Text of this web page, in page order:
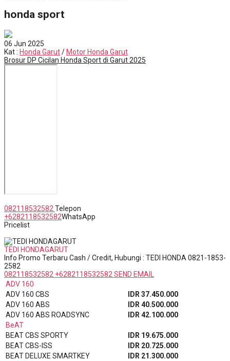
honda sport
06 Jun 2025
Kat: Honda Garut/ Motor Honda Garut
Brosur DP Cicilan Honda Sport di Garut 2025
082118532582 Telepon
+6282118532582WhatsApp
Pricelist
TEDI HONDAGARUT
Info Promo Terbaru Cash / Credit, Hubungi : TEDI HONDA 0821-1853-
2582
082118532582 +6282118532582 SEND EMAIL
ADV 160
ADV 160 CBS
IDR 37.450.000
ADV 160 ABS
IDR 40.500.000
ADV 160 ABS ROADSYNC
IDR 42.100.000
BeAT
BEAT CBS SPORTY
IDR 19.675.000
BEAT CBS-ISS
IDR 20.725.000
BEAT DELUXE SMARTKEY
IDR 21.300.000